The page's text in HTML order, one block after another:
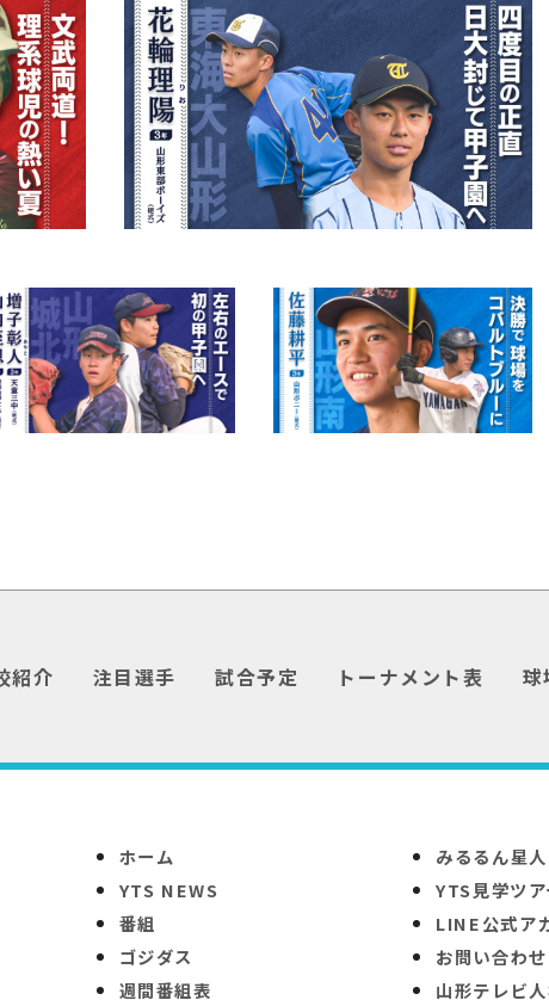
紹介 注目選手 試合予定 トーナメント表 球
ホーム
YTS NEWS
番組
ゴジダス
週間番組表
みるるん星人
YTS見学ツア
LINE公式ア
お問い合わせ
山形テレビ